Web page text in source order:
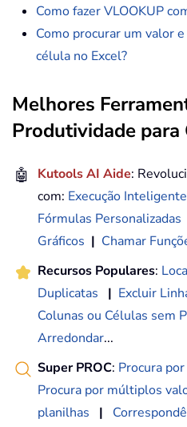
Como fazer VLOOKUP
Como procurar um valor
célula no Excel?
Melhores
Produtividade para
🤖 Kutools AI Aide:
com: Execução Inteligente
Fórmulas Personalizadas
Gráficos | Chamar
Recursos Populares:
Duplicatas
| Excluir
Colunas ou Células sem
Arredondar...
Super PROC: Procura
Procura por múltiplos
planilhas
|